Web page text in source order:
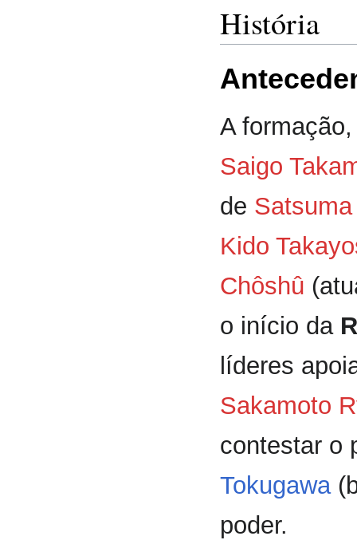
História
A
Saigo
de Satsuma
Kido
Chôshû
o início da
líderes
Sakamoto
contestar o
Tokugawa
poder.